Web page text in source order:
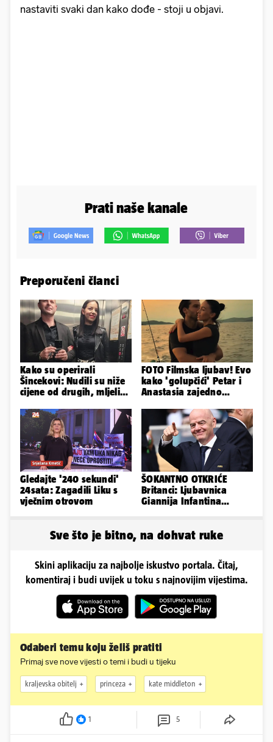
nastaviti svaki dan kako dođe - stoji u objavi.
Prati naše kanale
Preporučeni članci
Kako su operirali
Šincekovi: Nudili su niže
cijene od drugih, mljeli
FOTO Filmska ljubav! Evo
kako 'golupčići' Petar i
Anastasia zajedno
Gledajte '240 sekundi'
24sata: Zagadili Liku s
vječnim otrovom
ŠOKANTNO OTKRIĆE
Britanci: Ljubavnica
Giannija Infantina
Sve što je bitno, na dohvat ruke
Skini aplikaciju za najbolje iskustvo portala. Čitaj,
komentiraj i budi uvijek u toku s najnovijim vijestima.
Odaberi temu koju želiš pratiti
Primaj sve nove vijesti o temi i budi u tijeku
kraljevska obitelj princeza kate middleton
1 5